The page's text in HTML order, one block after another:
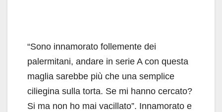
“Sono innamorato follemente dei
palermitani, andare in serie A con questa
maglia sarebbe più che una semplice
ciliegina sulla torta. Se mi hanno cercato?
Si ma non ho mai vacillato”. Innamorato e